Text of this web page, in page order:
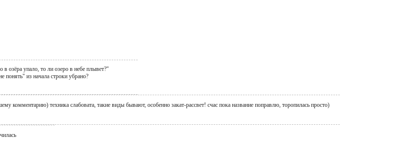
в озёра упало, то ли озеро в небе плывет?"
понять" из начала строки убрано?
комментарию) техника слабовата, такие виды бывают, особенно закат-рассвет! счас пока название поправлю, торопилась просто)